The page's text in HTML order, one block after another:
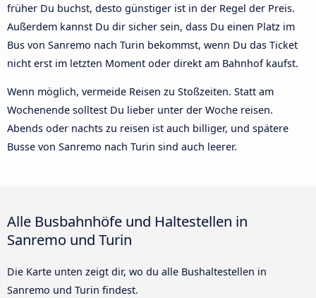
früher Du buchst, desto günstiger ist in der Regel der Preis.
Außerdem kannst Du dir sicher sein, dass Du einen Platz im
Bus von Sanremo nach Turin bekommst, wenn Du das Ticket
nicht erst im letzten Moment oder direkt am Bahnhof kaufst.
Wenn möglich, vermeide Reisen zu Stoßzeiten. Statt am
Wochenende solltest Du lieber unter der Woche reisen.
Abends oder nachts zu reisen ist auch billiger, und spätere
Busse von Sanremo nach Turin sind auch leerer.
Alle Busbahnhöfe und Haltestellen in
Sanremo und Turin
Die Karte unten zeigt dir, wo du alle Bushaltestellen in
Sanremo und Turin findest.